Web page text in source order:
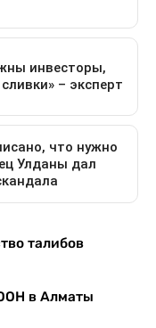
талибов
в Алматы